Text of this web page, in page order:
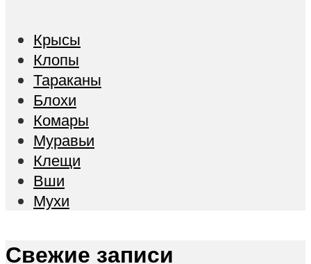
Крысы
Клопы
Тараканы
Блохи
Комары
Муравьи
Клещи
Вши
Мухи
Свежие записи